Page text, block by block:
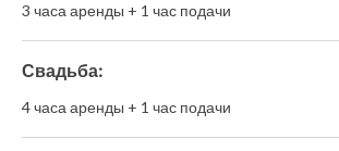
3 часа аренды + 1 час подачи
Свадьба:
4 часа аренды + 1 час подачи